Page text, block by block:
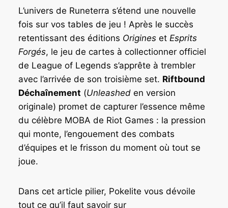
L’univers de Runeterra s’étend une nouvelle
fois sur vos tables de jeu ! Après le succès
retentissant des éditions Origines et Esprits
Forgés, le jeu de cartes à collectionner officiel
de League of Legends s’apprête à trembler
avec l’arrivée de son troisième set. Riftbound
Déchaînement (Unleashed en version
originale) promet de capturer l’essence même
du célèbre MOBA de Riot Games : la pression
qui monte, l’engouement des combats
d’équipes et le frisson du moment où tout se
joue.
Dans cet article pilier, Pokelite vous dévoile
tout ce qu’il faut savoir sur